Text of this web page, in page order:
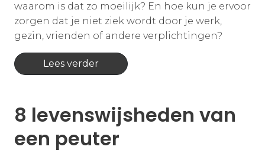
waarom is dat zo moeilijk? En hoe kun je ervoor
zorgen dat je niet ziek wordt door je werk,
gezin, vrienden of andere verplichtingen?
Lees verder
8 levenswijsheden van
een peuter